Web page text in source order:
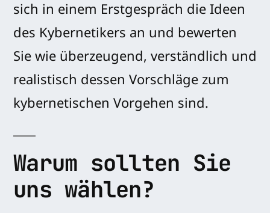
sich in einem Erstgespräch die Ideen
des Kybernetikers an und bewerten
Sie wie überzeugend, verständlich und
realistisch dessen Vorschläge zum
kybernetischen Vorgehen sind.
Warum sollten Sie
uns wählen?